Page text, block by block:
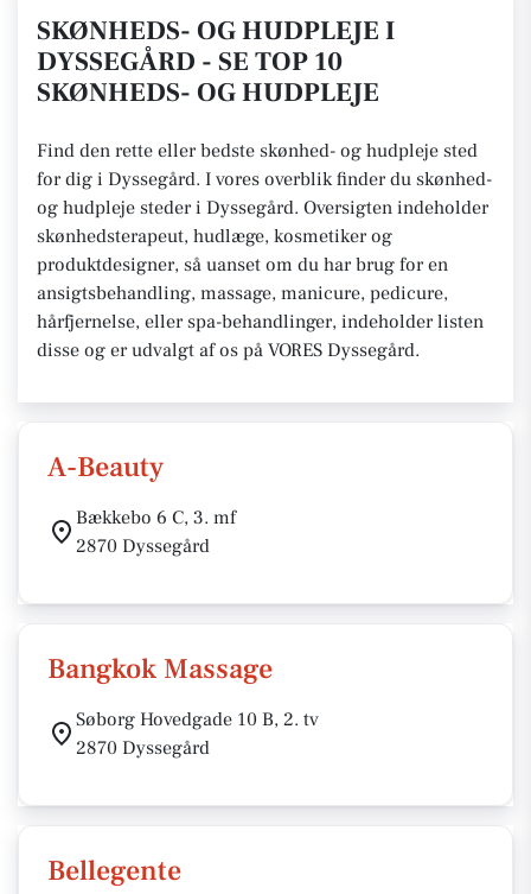
SKØNHEDS- OG HUDPLEJE I
DYSSEGÅRD - SE TOP 10
SKØNHEDS- OG HUDPLEJE
Find den rette eller bedste skønhed- og hudpleje sted
for dig i Dyssegård. I vores overblik finder du skønhed-
og hudpleje steder i Dyssegård. Oversigten indeholder
skønhedsterapeut, hudlæge, kosmetiker og
produktdesigner, så uanset om du har brug for en
ansigtsbehandling, massage, manicure, pedicure,
hårfjernelse, eller spa-behandlinger, indeholder listen
disse og er udvalgt af os på VORES Dyssegård.
A-Beauty
Bækkebo 6 C, 3. mf
2870 Dyssegård
Bangkok Massage
Søborg Hovedgade 10 B, 2. tv
2870 Dyssegård
Bellegente